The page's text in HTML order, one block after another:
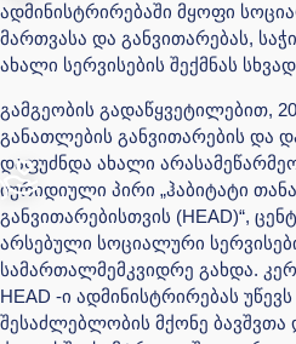
ადმინისტრირებაში მყოფი
მართვასა და განვითარებას,
ახალი სერვისების შექმნას
გამგეობის გადაწყვეტილებით,
განათლების განვითარების და
დაფუძნდა ახალი
იურიდიული პირი „ჰაბიტატი
განვითარებისთვის (HEAD)“,
არსებული სოციალური
სამართალმემკვიდრე გახდა.
HEAD -ი ადმინისტრირებას
შესაძლებლობის მქონე